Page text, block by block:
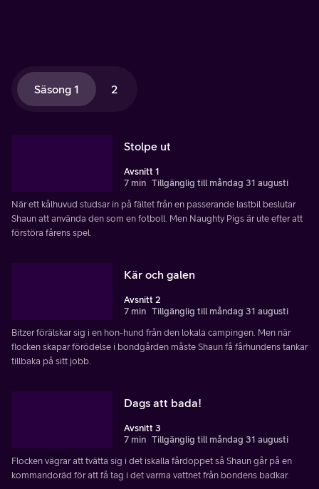
Säsong 1 2
Stolpe ut
Avsnitt 1
7 min Tillgänglig till måndag 31 augusti
När ett kålhuvud studsar in på fältet från en passerande lastbil beslutar
Shaun att använda den som en fotboll. Men Naughty Pigs är ute efter att
förstöra fårens spel.
Kär och galen
Avsnitt 2
7 min Tillgänglig till måndag 31 augusti
Bitzer förälskar sig i en hon-hund från den lokala campingen. Men när
flocken skapar förödelse i bondgården måste Shaun få fårhundens tankar
tillbaka på sitt jobb.
Dags att bada!
Avsnitt 3
7 min Tillgänglig till måndag 31 augusti
Flocken vägrar att tvätta sig i det iskalla fårdoppet så Shaun går på en
kommandoräd för att få tag i det varma vattnet från bondens badkar.